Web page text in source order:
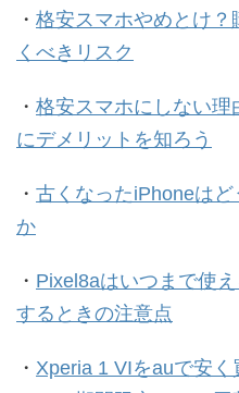
・ 格安スマホやめとけ
くべきリスク
・ 格安スマホにしない
にデメリットを知ろう
・ 古くなったiPhoneは
か
・ Pixel8aはいつまで使
するときの注意点
・ Xperia 1 VIをauで安